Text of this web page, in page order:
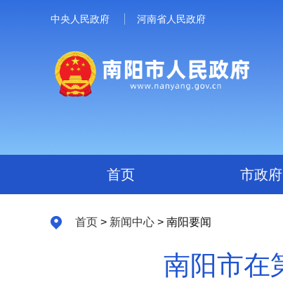
中央人民政府 河南省人民政府
首页 市政府
首页 > 新闻中心 > 南阳要闻
南阳市在